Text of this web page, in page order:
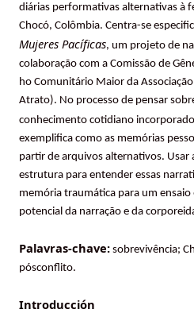
diárias performativas alternativas à
Chocó, Colômbia. Centra-se
Mujeres Pacíficas, um projeto de
colaboração com a Comissão de
ho Comunitário Maior da
Atrato). No processo de pensar
conhecimento cotidiano
exemplifica como as memórias
partir de arquivos alternativos. Usar
estrutura para entender essas
memória traumática para um ensaio
potencial da narração e da
Palavras-chave: sobrevivência;
pósconflito.
Introducción